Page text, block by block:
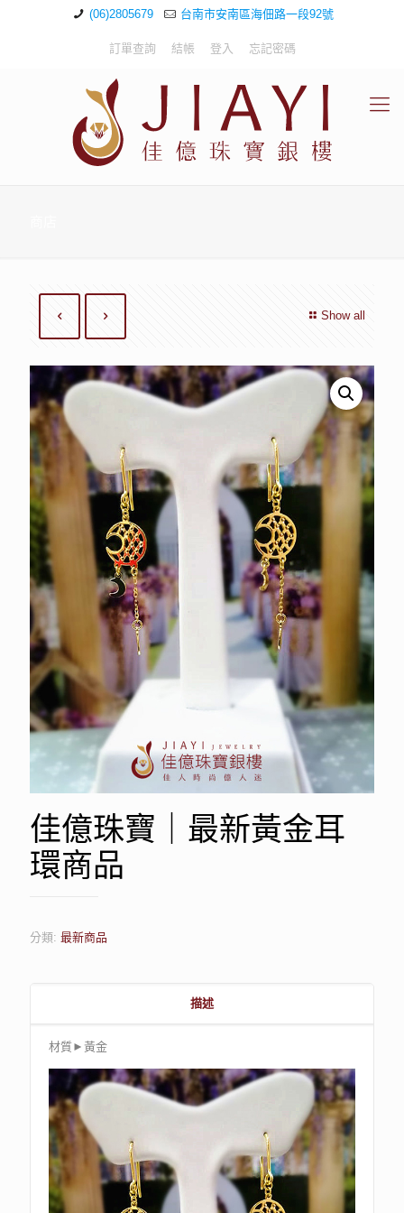
(06)2805679 台南市安南區海佃路一段92號
訂單查詢 結帳 登入 忘記密碼
Show all
佳億珠寶｜最新黃金耳
環商品
分類: 最新商品
描述
材質►黃金